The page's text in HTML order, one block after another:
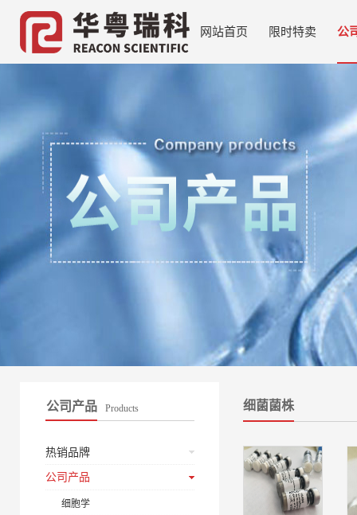
网站首页 限时特卖 公
公司产品 Products
热销品牌
公司产品
细胞学
细菌菌株